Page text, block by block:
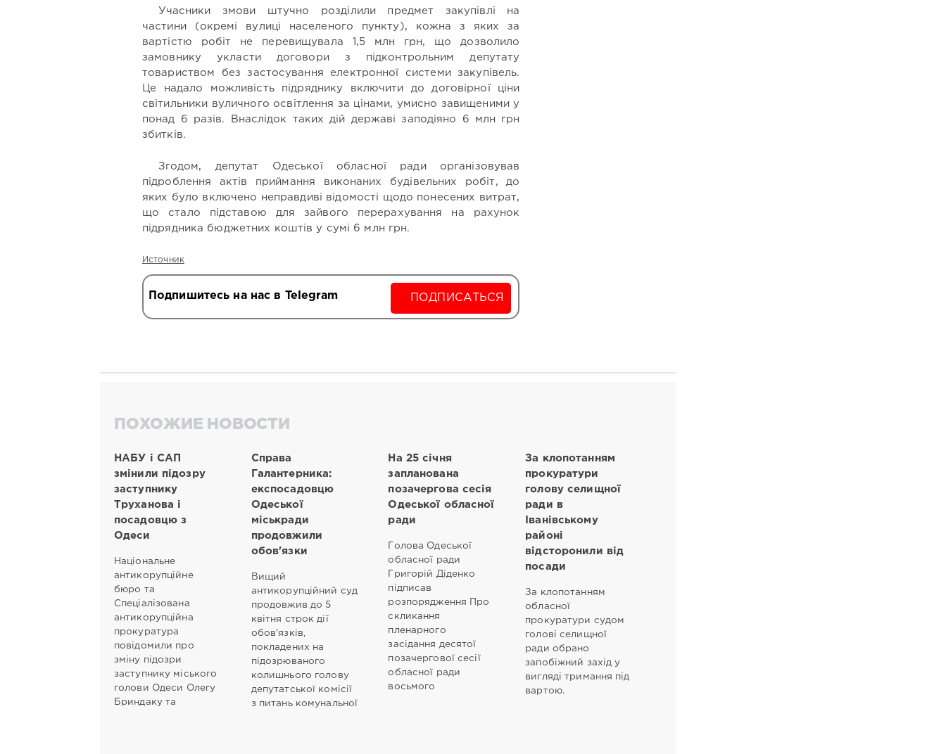
Учасники змови штучно розділили предмет закупівлі на
частини (окремі вулиці населеного пункту), кожна з яких за
вартістю робіт не перевищувала 1,5 млн грн, що дозволило
замовнику укласти договори з підконтрольним депутату
товариством без застосування електронної системи закупівель.
Це надало можливість підряднику включити до договірної ціни
світильники вуличного освітлення за цінами, умисно завищеними у
понад 6 разів. Внаслідок таких дій державі заподіяно 6 млн грн
збитків.
Згодом, депутат Одеської обласної ради організовував
підроблення актів приймання виконаних будівельних робіт, до
яких було включено неправдиві відомості щодо понесених витрат,
що стало підставою для зайвого перерахування на рахунок
підрядника бюджетних коштів у сумі 6 млн грн.
Источник
Подпишитесь на нас в Telegram ПОДПИСАТЬСЯ
ПОХОЖИЕ НОВОСТИ
НАБУ і САП
змінили підозру
заступнику
Труханова і
посадовцю з
Одеси
Національне
антикорупційне
бюро та
Спеціалізована
антикорупційна
прокуратура
повідомили про
зміну підозри
заступнику міського
голови Одеси Олегу
Бриндаку та
Справа
Галантерника:
експосадовцю
Одеської
міськради
продовжили
обов'язки
Вищий
антикорупційний суд
продовжив до 5
квітня строк дії
обов'язків,
покладених на
підозрюваного
колишнього голову
депутатської комісії
з питань комунальної
На 25 січня
запланована
позачергова сесія
Одеської обласної
ради
Голова Одеської
обласної ради
Григорій Діденко
підписав
розпорядження Про
скликання
пленарного
засідання десятої
позачергової сесії
обласної ради
восьмого
За клопотанням
прокуратури
голову селищної
ради в
Іванівському
районі
відсторонили від
посади
За клопотанням
обласної
прокуратури судом
голові селищної
ради обрано
запобіжний захід у
вигляді тримання під
вартою.